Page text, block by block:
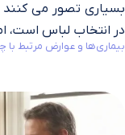
بسیاری تصور می‌
در انتخاب لباس است،
بیماری‌ها و عوارض مرتبط با